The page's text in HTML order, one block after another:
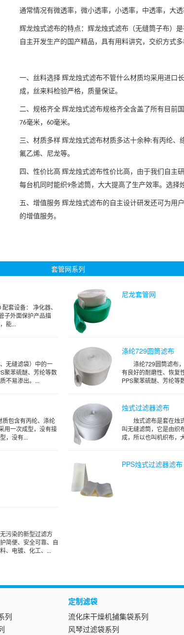
通常情况有微透率，微小透率，小透率，中透率，大
辉龙烛式滤布的特点： 辉龙烛式滤布（无缝筒子布）
自主开发生产的国产精品，具有用料讲究，交织方式
一、丝料选择 辉龙烛式滤布不管什么材质均采用进口
成，丝来料检验严格，质量保证。
二、规格齐全 辉龙烛式滤布规格齐全含盖了所有目前
76毫米， 60毫米。
三、材质多样 辉龙烛式滤布材质多达十余种:有丙纶、
氟乙烯、尼龙等。
四、性价比高 辉龙烛式滤布性价比高，由于我们自主
每台机同时能织9条滤筒，大大提高了生产效率。选择
五、增值服务 辉龙烛式滤布的自主设计研发还可为用
的增值服务。
套管网系列
套设备： 净化器、
子外面保护产品描
能...
尼龙套管网
无缝滤袋）中的一
聚苯硫醚、芳纶等数
不易渗出。...
涤纶729圆筒滤布
涤纶729圆筒滤布
有良好的耐磨性、恢复
PPS聚苯硫醚、芳纶等
质包含有丙纶、涤纶
用一次成型，没有接
，没有...
烛式过滤器滤布
烛式滤布是套在烛
叫无缝滤筒，它是由织
成，所以也叫机织布，
PPS烛式过滤器滤布
污染的新型过滤方
简便、安全可靠、自
、电镀、化工、...
列
定制滤袋
流化床干燥机捕集袋系列
风琴过滤袋系列